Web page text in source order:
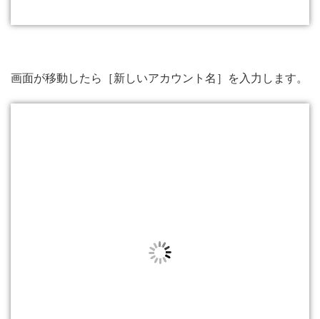
画面が移動したら［新しいアカウント名］を入力します。